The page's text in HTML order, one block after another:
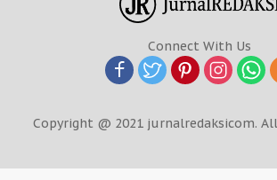
Connect With Us
Copyright @ 2021 jurnalredaksicom.